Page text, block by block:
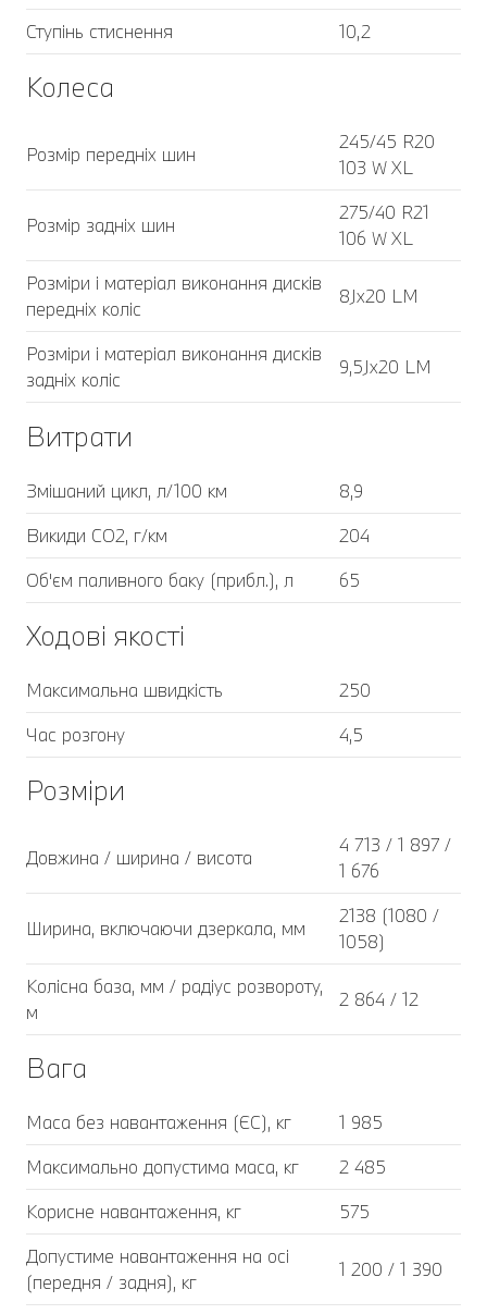
Ступінь стиснення
10,2
Колеса
Розмір передніх шин
245/45 R20
103 W XL
Розмір задніх шин
275/40 R21
106 W XL
Розміри і матеріал виконання дисків
передніх коліс
8Jx20 LM
Розміри і матеріал виконання дисків
задніх коліс
9,5Jx20 LM
Витрати
Змішаний цикл, л/100 км
8,9
Викиди CO2, г/км
204
Об'єм паливного баку (прибл.), л
65
Ходові якості
Максимальна швидкість
250
Час розгону
4,5
Розміри
Довжина / ширина / висота
4 713 / 1 897 /
1 676
Ширина, включаючи дзеркала, мм
2138 (1080 /
1058)
Колісна база, мм / радіус розвороту,
м
2 864 / 12
Вага
Маса без навантаження (ЄС), кг
1 985
Максимально допустима маса, кг
2 485
Корисне навантаження, кг
575
Допустиме навантаження на осі
(передня / задня), кг
1 200 / 1 390